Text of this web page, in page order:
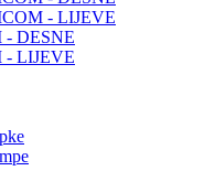
- LIJEVE
- DESNE
- LIJEVE